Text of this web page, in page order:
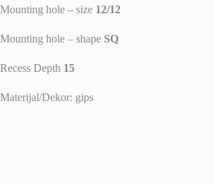
Mounting hole – size 12/12
Mounting hole – shape SQ
Recess Depth 15
Materijal/Dekor: gips